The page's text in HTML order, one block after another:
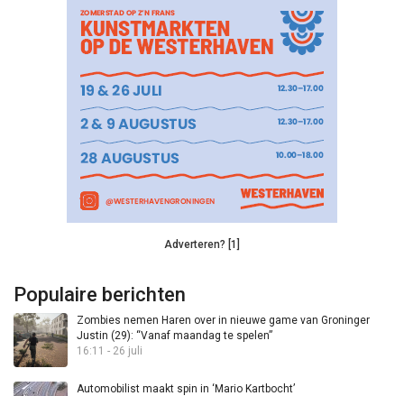
Adverteren? [1]
Populaire berichten
Zombies nemen Haren over in nieuwe game van Groninger
Justin (29): “Vanaf maandag te spelen”
16:11 - 26 juli
Automobilist maakt spin in ‘Mario Kartbocht’